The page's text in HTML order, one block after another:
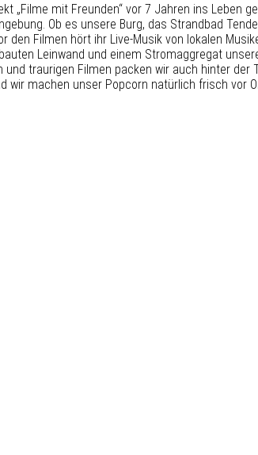
„Filme mit Freunden“ vor 7 Jahren ins Leben
Ob es unsere Burg, das Strandbad
den Filmen hört ihr Live-Musik von lokalen
Leinwand und einem Stromaggregat
und traurigen Filmen packen wir auch hinter
wir machen unser Popcorn natürlich frisch vor